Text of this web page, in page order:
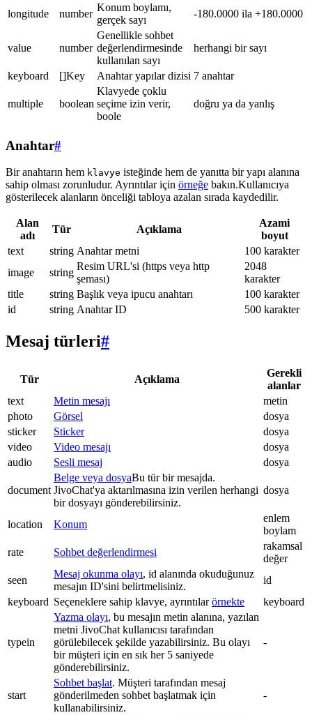
longitude number
Konum boylamı,
gerçek sayı
-180.0000 ila +180.0000
value number
Genellikle sohbet
değerlendirmesinde
kullanılan sayı
herhangi bir sayı
keyboard []Key Anahtar yapılar dizisi 7 anahtar
multiple boolean
Klavyede çoklu
seçime izin verir,
boole
doğru ya da yanlış
Anahtar#
Bir anahtarın hem klavye isteğinde hem de yanıtta bir yapı alanına
sahip olması zorunludur. Ayrıntılar için örneğe bakın.Kullanıcıya
gösterilecek alanların önceliği tabloya azalan sırada kaydedilir.
Alan
adı
Tür Açıklama
Azami
boyut
text
string Anahtar metni
100 karakter
image
string
Resim URL'si (https veya http
şeması)
2048
karakter
title
string Başlık veya ipucu anahtarı
100 karakter
id
string Anahtar ID 500 karakter
Mesaj türleri#
Tür Açıklama
Gerekli
alanlar
text
Metin mesajı
metin
photo
Görsel
dosya
sticker
Sticker
dosya
video
Video mesajı
dosya
audio
Sesli mesaj dosya
document
Belge veya dosyaBu tür bir mesajda.
JivoChat'ya aktarılmasına izin verilen herhangi
bir dosyayı gönderebilirsiniz.
dosya
location Konum
enlem
boylam
rate
Sohbet değerlendirmesi
rakamsal
değer
seen
Mesaj okunma olayı, id alanında okuduğunuz
mesajın ID'sini belirtmelisiniz.
id
keyboard Seçeneklere sahip klavye, ayrıntılarörnekte keyboard
typein
Yazma olayı, bu mesajın metin alanına, yazılan
metni JivoChat kullanıcısı tarafından
görülebilecek şekilde yazabilirsiniz. Bu olayı
bir müşteri için en sık her 5 saniyede
gönderebilirsiniz.
-
start
Sohbet başlat. Müşteri tarafından mesaj
gönderilmeden sohbet başlatmak için
kullanabilirsiniz.
-